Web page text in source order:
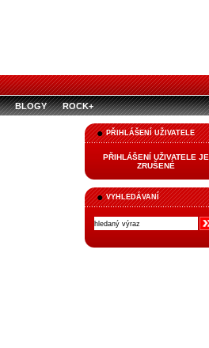
BLOGY ROCK+
PŘIHLÁŠENÍ UŽIVATELE
PŘIHLÁŠENÍ UŽIVATELE JE
ZRUŠENÉ
VYHLEDÁVANÍ